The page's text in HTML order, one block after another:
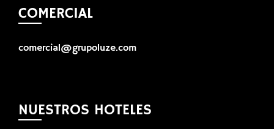
COMERCIAL
comercial@grupoluze.com
NUESTROS HOTELES